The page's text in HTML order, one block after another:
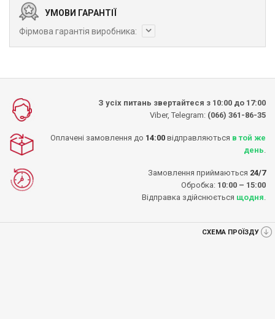
УМОВИ ГАРАНТІЇ
Фірмова гарантія виробника:
З усіх питань звертайтеся з 10:00 до 17:00
Viber, Telegram: (066) 361-86-35
Оплачені замовлення до 14:00 відправляються в той же
день
Замовлення приймаються 24/7
Обробка: 10:00 – 15:00
Відправка здійснюється щодня
СХЕМА ПРОЇЗДУ